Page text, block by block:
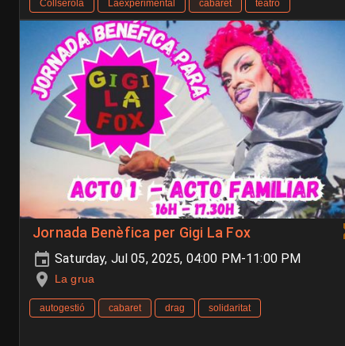
Collserola Laexperimental cabaret teatro
Jornada Benèfica per Gigi La Fox
Saturday, Jul 05, 2025, 04:00 PM-11:00 PM
La grua
autogestió cabaret drag solidaritat